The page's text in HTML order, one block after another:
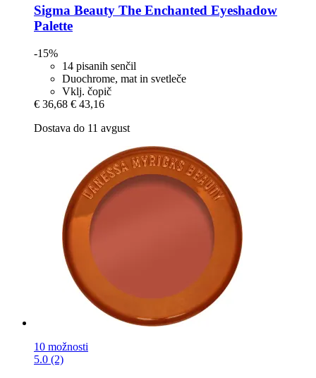
Sigma Beauty The Enchanted Eyeshadow
Palette
-15%
14 pisanih senčil
Duochrome, mat in svetleče
Vklj. čopič
€ 36,68 € 43,16
Dostava do 11 avgust
10 možnosti
5.0 (2)